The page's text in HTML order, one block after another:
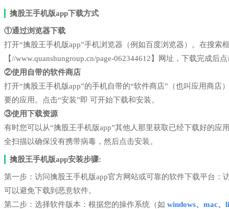
擒股王手机版app下载方式
①通过浏览器下载
打开“擒股王手机版app”手机浏览器（例如百度浏览器）。在搜索
【//www.quanshungroup.cn/page-062344612】网址，下载完成后
②使用自带的软件商店
打开“擒股王手机版app”的手机自带的“软件商店”（也叫应用商
要的应用。点击“安装”即 可开始下载和安装。
③使用下载资源
有时您可以从“擒股王手机版app”其他人那里获取已经下载好的
全扫描以确保没有携带病毒，然后点击安装。
擒股王手机版app安装步骤:
第一步：访问擒股王手机版app官方网站或可靠的软件下载平台
可以避免下载到恶意软件。
第二步：选择软件版本：根据您的操作系统（如 windows、mac、